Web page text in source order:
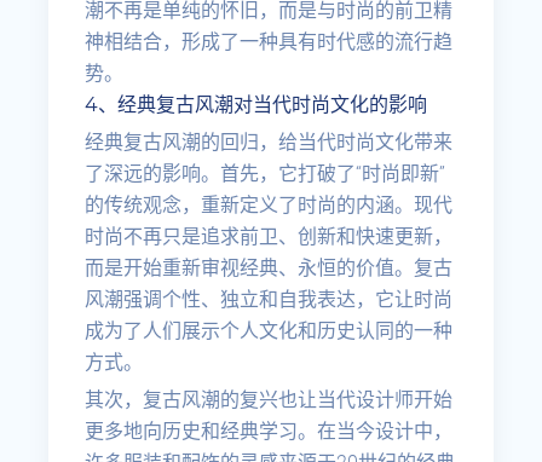
潮不再是单纯的怀旧，而是与时尚的前卫精
神相结合，形成了一种具有时代感的流行趋
势。
4、经典复古风潮对当代时尚文化的影响
经典复古风潮的回归，给当代时尚文化带来
了深远的影响。首先，它打破了“时尚即新”
的传统观念，重新定义了时尚的内涵。现代
时尚不再只是追求前卫、创新和快速更新，
而是开始重新审视经典、永恒的价值。复古
风潮强调个性、独立和自我表达，它让时尚
成为了人们展示个人文化和历史认同的一种
方式。
其次，复古风潮的复兴也让当代设计师开始
更多地向历史和经典学习。在当今设计中，